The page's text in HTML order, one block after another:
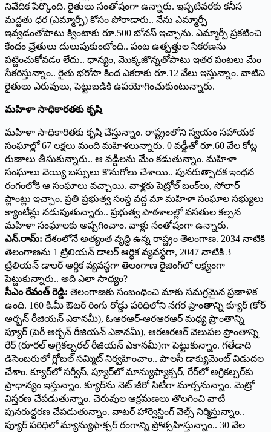
నివేదిక పేర్కొంది. రైతులు సంతోషంగా ఉన్నారు. ఇప్పటివరకు కనీస
మద్దతు ధర (ఎమ్మార్పీ) కోసం పోరాడారు.. నేను ఎమ్మార్పీ
ఇవ్వడంతోపాటు క్వింటాకు రూ.500 బోనస్ ఇచ్చాను. ఎమ్మార్పీ ప్రకటించి
కేందం చ్రేతులు దులుపుకుంటోంది.. పంట ఉత్పత్తుల సేకరణను
పట్టించుకోవడం లేదు.. ధాన్యం, మొక్కజొన్నతోపాటు ఇతర పంటలు మేం
సేకరిస్తున్నాం.. రైతు భరోసా కింద ఎకరాకు రూ.12 వేలు ఇస్తున్నాం. వాటిని
రైతులు ఎరువులు, పెట్టుబడికి ఉపయోగించుకుంటున్నారు.
మహిళా సాధికారతకు కృషి
మహిళా సాధికారితకు కృషి చేస్తున్నాం. రాష్ట్రంలోని స్వయం సహాయక
సంఘాల్లో 67 లక్షలు మంది మహిళలున్నారు. 0 వడ్డీతో రూ.60 వేల కోట్ల
రుణాలు తీసుకున్నారు.. ఆ వడ్డీలను మేం కడుతున్నాం. మహిళా
సంఘాలు వెయ్యి బస్సులు కొనుగోలు చేశాయి.. పునరుత్పాదక ఇంధన
రంగంలోకి ఆ సంఘాలు వచ్చాయి. వాళ్లకు పెట్రోల్ బంక్‌లు, సోలార్
ప్లాంట్లు ఇచ్చాం. ప్రతి ప్రభుత్వ సంస్థ వద్ద మా మహిళా సంఘాల సభ్యులు
క్యాంటీన్లు నడుపుతున్నారు.. ప్రభుత్వ పాఠశాలల్లో వసతుల కల్పన
మహిళా సంఘాలకు అప్పగించాం. వాళ్లు సంతోషంగా ఉన్నారు.
ఎన్.రామ్: దేశంలోనే అత్యంత వృద్ధి ఉన్న రాష్ట్రం తెలంగాణ. 2034 నాటికి
తెలంగాణను 1 ట్రిలియన్ డాలర్ ఆర్థిక వ్యవస్థగా, 2047 నాటికి 3
ట్రిలియన్ డాలర్ ఆర్థిక వ్యవస్థగా తెలంగాణ రైజింగ్‌లో లక్ష్యంగా
పెట్టుకున్నారు.. అది ఎలా సాధ్యం?
సీఎం రేవంత్ రెడ్డి: తెలంగాణకు సంబంధించి మాకు సమగ్రమైన ప్రణాళిక
ఉంది. 160 కి.మీ ఔటర్ రింగు రోడ్డు పరిధిలోని నగర ప్రాంతాన్ని క్యూర్ (కోర్
అర్బన్ రీజియన్ ఎకానమీ), ఓఆరఆర్-ఆరఆరఆర్ మధ్య ప్రాంతాన్ని
ప్యూర్ (పెరీ అర్బన్ రీజియన్ ఎకానమీ), ఆరఆరఆర్ వెలుపల ప్రాంతాన్ని
రేర్ (రూరల్ అగ్రికల్చరల్ రీజియన్ ఎకానమీ)గా పెట్టుకున్నాం. గతేడాది
డిసెంబరులో గ్లోబల్ సమ్మిట్ నిర్వహించాం.. పాలసీ డాక్యుమెంట్ విడుదల
చేశాం. క్యూర్‌లో సర్వీస్, ప్యూర్‌లో మాన్యుఫ్యాక్చర్, రేర్‌లో అగ్రికల్చర్‌కు
ప్రాధాన్యం ఇస్తున్నాం. క్యూర్‌ను నెట్ జీరో సిటీగా మార్చనున్నాం. మెట్రో
విస్తరణ చేపడుతున్నాం. చెరువుల ఆక్రమణలు తొలగించి వాటి
పునరుద్ధరణ చేపడుతున్నాం. వాటర్ హార్వెస్టింగ్ వెల్స్ నిర్మిస్తున్నాం..
ప్యూర్ పరిధిలో మ్యాన్యుఫాక్చర్ రంగాన్ని ప్రోత్సహిస్తున్నాం.. 30 వేల